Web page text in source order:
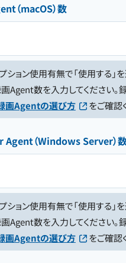
（macOS）数
ション使用有無で「使用する」
Agent数を入力してください。
画Agentの選び方 をご確認
Agent（Windows Server）
ション使用有無で「使用する」
Agent数を入力してください。
画Agentの選び方 をご確認